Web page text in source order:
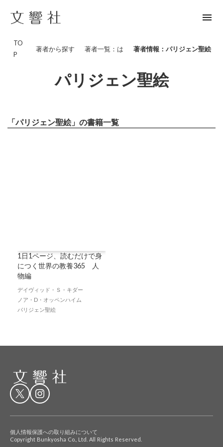
menu
TO
P
著者から探す 著者一覧：は 著者情報：パリジェン聖絵
パリジェン聖絵
「パリジェン聖絵」の書籍一覧
1日1ページ、読むだけで身
につく世界の教養365 人
物編
デイヴィッド・Ｓ・キダー
ノア・D・オッペンハイム
パリジェン聖絵
個人情報保護への取り組みについて
Copyright Bunkyosha Co., Ltd. All Rights Reserved.